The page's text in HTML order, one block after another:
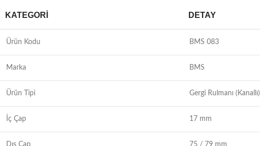
KATEGORI DETAY
Ürün Kodu BMS 083
Marka BMS
Ürün Tipi Gergi Rulmanı (Kanallı)
İç Çap 17 mm
Dış Çap 75 / 79 mm